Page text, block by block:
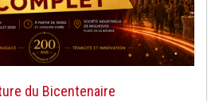
du Bicentenaire